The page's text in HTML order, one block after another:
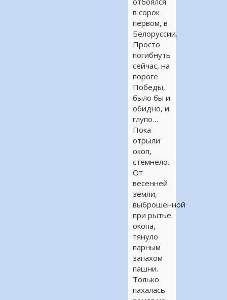
в сорок
первом, в
Белоруссии.
Просто
погибнуть
сейчас, на
пороге
Победы,
было бы и
обидно, и
глупо…
Пока
отрыли
окоп,
стемнело.
От
весенней
земли,
выброшенной
при рытье
окопа,
тянуло
парным
запахом
пашни.
Только
пахалась